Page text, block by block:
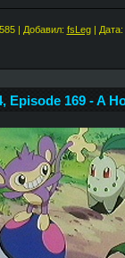
| Добавил: fsLeg| Дата:
Episode 169 - A